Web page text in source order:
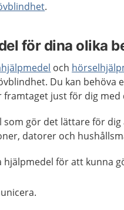
.
för dina olika
och
Du kan behöva
framtaget just för dig med
som gör det lättare för
datorer och
hjälpmedel för att kunna